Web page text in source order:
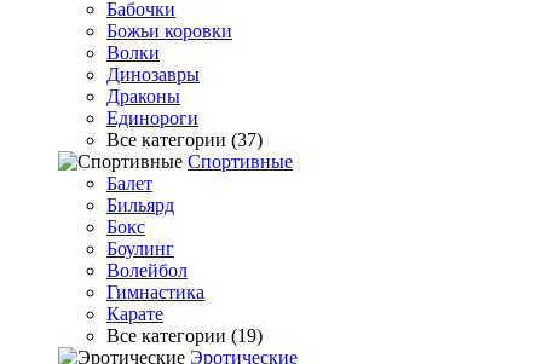
Бабочки
Божьи коровки
Волки
Динозавры
Драконы
Единороги
Все категории (37)
Спортивные
Балет
Бильярд
Бокс
Боулинг
Волейбол
Гимнастика
Карате
Все категории (19)
Эротические